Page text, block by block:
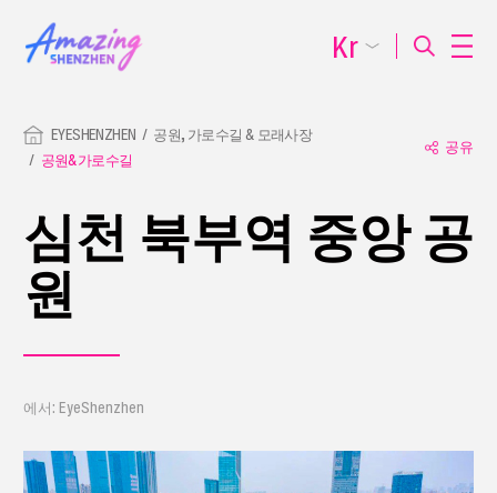
EYESHENZHEN
공원, 가로수길 & 모래사장
공원&가로수길
공유
심천 북부역 중앙 공
원
에서: EyeShenzhen
Kr